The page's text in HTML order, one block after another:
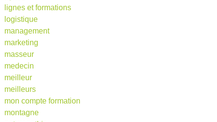
lignes et formations
logistique
management
marketing
masseur
medecin
meilleur
meilleurs
mon compte formation
montagne